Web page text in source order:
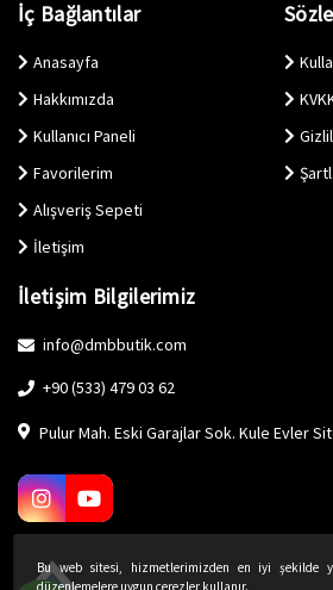
İç Bağlantılar
Anasayfa
Hakkımızda
Kullanıcı Paneli
Favorilerim
Alışveriş Sepeti
İletişim
İletişim Bilgilerimiz
info@dmbbutik.com
+90 (533) 479 03 62
Pulur Mah. Eski Garajlar Sok. Kule Evler
Bu web sitesi, hizmetlerimizden en iyi şekilde
düzenlemelere uygun çerezler kullanır.